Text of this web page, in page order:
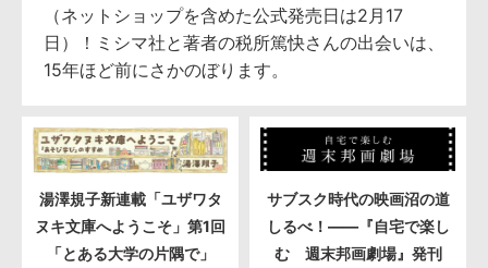
（ネットショップを含めた公式発売日は2月17
日）！ミシマ社と著者の税所篤快さんの出会いは、
15年ほど前にさかのぼります。
湯澤規子新連載「ユザワタ
ヌキ文庫へようこそ」第1回
「とある大学の片隅で」
サブスク時代の映画沼の道
しるべ！――『自宅で楽し
む 週末邦画劇場』発刊